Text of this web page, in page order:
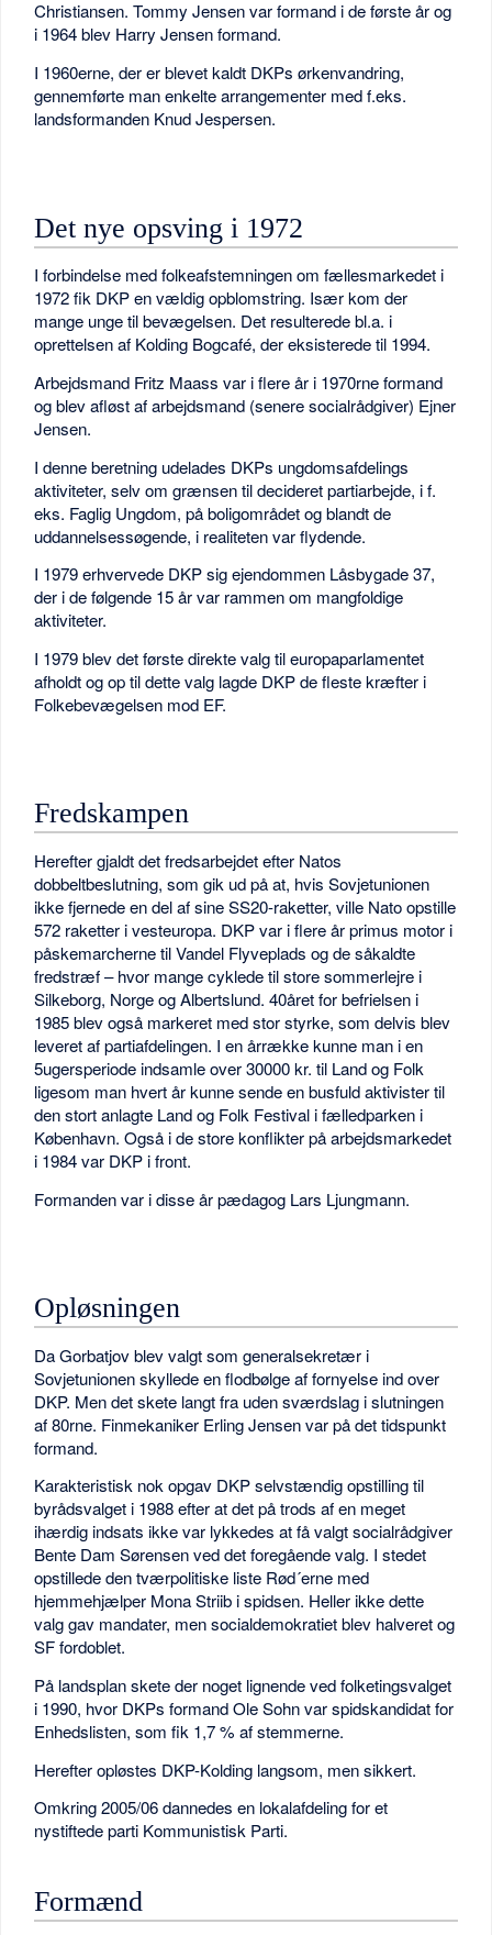
Christiansen. Tommy Jensen var formand i de første år og
i 1964 blev Harry Jensen formand.
I 1960erne, der er blevet kaldt DKPs ørkenvandring,
gennemførte man enkelte arrangementer med f.eks.
landsformanden Knud Jespersen.
Det nye opsving i 1972
I forbindelse med folkeafstemningen om fællesmarkedet i
1972 fik DKP en vældig opblomstring. Især kom der
mange unge til bevægelsen. Det resulterede bl.a. i
oprettelsen af Kolding Bogcafé, der eksisterede til 1994.
Arbejdsmand Fritz Maass var i flere år i 1970rne formand
og blev afløst af arbejdsmand (senere socialrådgiver) Ejner
Jensen.
I denne beretning udelades DKPs ungdomsafdelings
aktiviteter, selv om grænsen til decideret partiarbejde, i f.
eks. Faglig Ungdom, på boligområdet og blandt de
uddannelsessøgende, i realiteten var flydende.
I 1979 erhvervede DKP sig ejendommen Låsbygade 37,
der i de følgende 15 år var rammen om mangfoldige
aktiviteter.
I 1979 blev det første direkte valg til europaparlamentet
afholdt og op til dette valg lagde DKP de fleste kræfter i
Folkebevægelsen mod EF.
Fredskampen
Herefter gjaldt det fredsarbejdet efter Natos
dobbeltbeslutning, som gik ud på at, hvis Sovjetunionen
ikke fjernede en del af sine SS20-raketter, ville Nato opstille
572 raketter i vesteuropa. DKP var i flere år primus motor i
påskemarcherne til Vandel Flyveplads og de såkaldte
fredstræf – hvor mange cyklede til store sommerlejre i
Silkeborg, Norge og Albertslund. 40året for befrielsen i
1985 blev også markeret med stor styrke, som delvis blev
leveret af partiafdelingen. I en årrække kunne man i en
5ugersperiode indsamle over 30000 kr. til Land og Folk
ligesom man hvert år kunne sende en busfuld aktivister til
den stort anlagte Land og Folk Festival i fælledparken i
København. Også i de store konflikter på arbejdsmarkedet
i 1984 var DKP i front.
Formanden var i disse år pædagog Lars Ljungmann.
Opløsningen
Da Gorbatjov blev valgt som generalsekretær i
Sovjetunionen skyllede en flodbølge af fornyelse ind over
DKP. Men det skete langt fra uden sværdslag i slutningen
af 80rne. Finmekaniker Erling Jensen var på det tidspunkt
formand.
Karakteristisk nok opgav DKP selvstændig opstilling til
byrådsvalget i 1988 efter at det på trods af en meget
ihærdig indsats ikke var lykkedes at få valgt socialrådgiver
Bente Dam Sørensen ved det foregående valg. I stedet
opstillede den tværpolitiske liste Rød´erne med
hjemmehjælper Mona Striib i spidsen. Heller ikke dette
valg gav mandater, men socialdemokratiet blev halveret og
SF fordoblet.
På landsplan skete der noget lignende ved folketingsvalget
i 1990, hvor DKPs formand Ole Sohn var spidskandidat for
Enhedslisten, som fik 1,7 % af stemmerne.
Herefter opløstes DKP-Kolding langsom, men sikkert.
Omkring 2005/06 dannedes en lokalafdeling for et
nystiftede parti Kommunistisk Parti.
Formænd